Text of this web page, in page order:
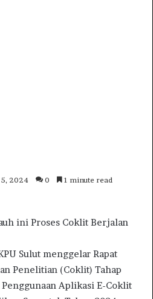
5, 2024 0 1 minute read
ini Proses Coklit Berjalan
Sulut menggelar Rapat
Penelitian (Coklit) Tahap
Aplikasi E-Coklit